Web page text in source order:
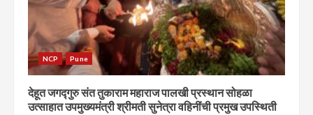
NCP Pune
देहूत जगद्गुरु संत तुकाराम महाराज पालखी प्रस्थान सोहळा
उत्साहात उपमुख्यमंत्री श्रीमती सुनेत्रा वहिनींची प्रमुख उपस्थिती